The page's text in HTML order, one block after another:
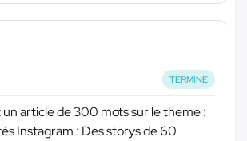
TERMINÉ
article de 300 mots sur le theme :
Instagram : Des storys de 60